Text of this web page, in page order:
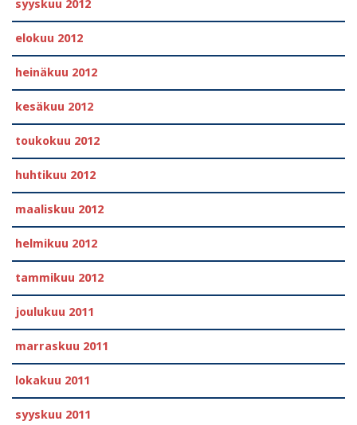
syyskuu 2012
elokuu 2012
heinäkuu 2012
kesäkuu 2012
toukokuu 2012
huhtikuu 2012
maaliskuu 2012
helmikuu 2012
tammikuu 2012
joulukuu 2011
marraskuu 2011
lokakuu 2011
syyskuu 2011